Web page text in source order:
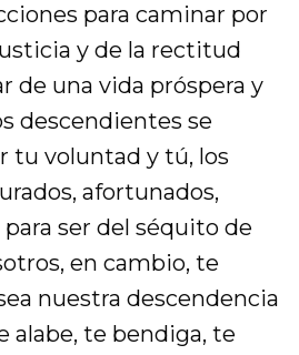
para caminar por
y de la rectitud
de una vida próspera y
descendientes se
tu voluntad y tú, los
afortunados,
ser del séquito de
en cambio, te
nuestra descendencia
te bendiga, te